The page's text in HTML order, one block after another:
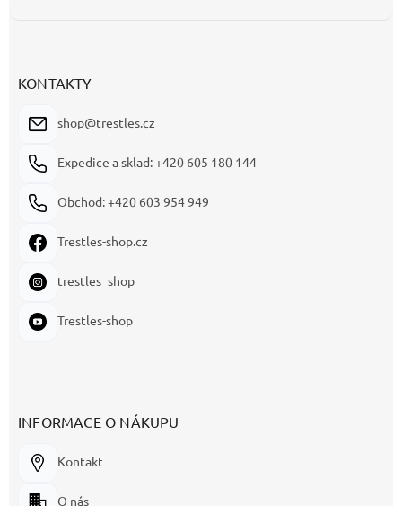
KONTAKTY
shop@trestles.cz
Expedice a sklad: +420 605 180 144
Obchod: +420 603 954 949
Trestles-shop.cz
trestles_shop
Trestles-shop
INFORMACE O NÁKUPU
Kontakt
O nás